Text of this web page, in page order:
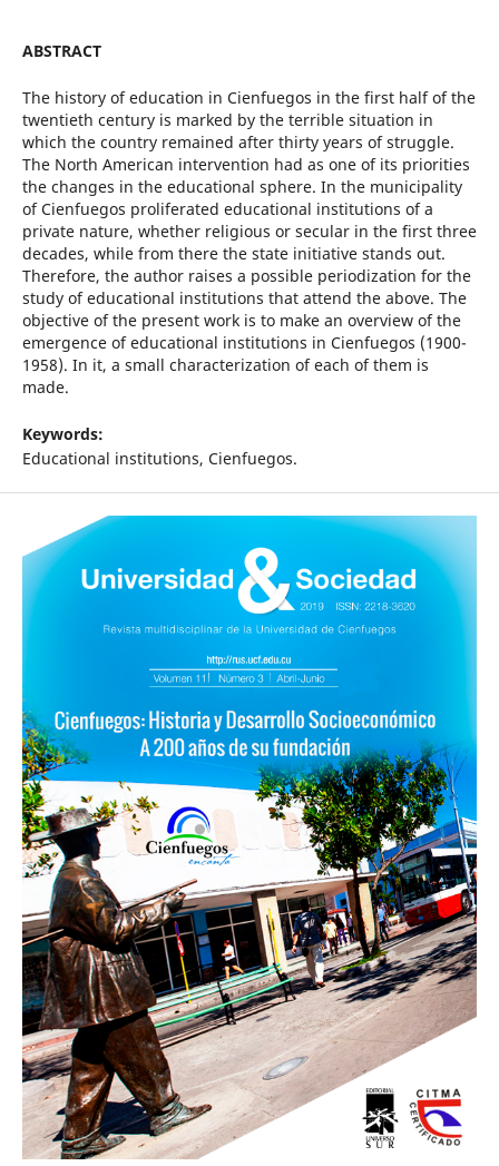
ABSTRACT
The history of education in Cienfuegos in the first half of the
twentieth century is marked by the terrible situation in
which the country remained after thirty years of struggle.
The North American intervention had as one of its priorities
the changes in the educational sphere. In the municipality
of Cienfuegos proliferated educational institutions of a
private nature, whether religious or secular in the first three
decades, while from there the state initiative stands out.
Therefore, the author raises a possible periodization for the
study of educational institutions that attend the above. The
objective of the present work is to make an overview of the
emergence of educational institutions in Cienfuegos (1900-
1958). In it, a small characterization of each of them is
made.
Keywords:
Educational institutions, Cienfuegos.